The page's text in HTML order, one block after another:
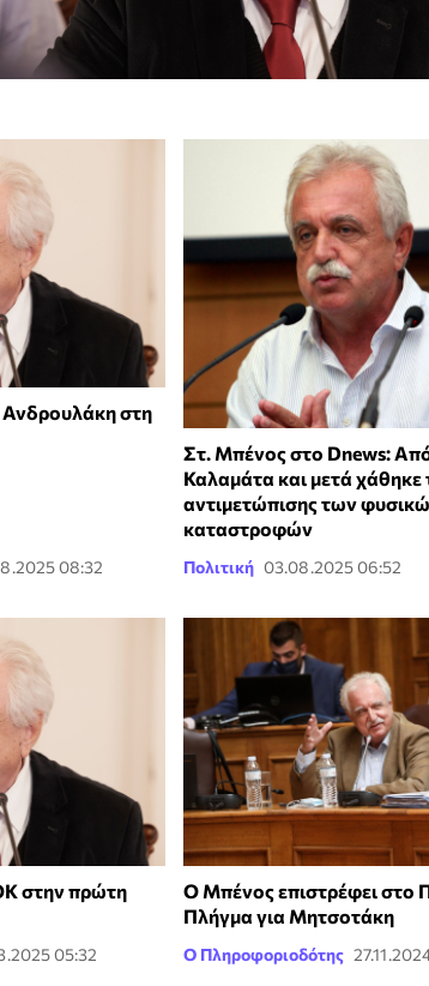
Ανδρουλάκη στη
08:32
Στ. Μπένος στο Dnews:
Καλαμάτα και μετά χάθηκε
αντιμετώπισης των
καταστροφών
Πολιτική 03.08.2025 06:52
στην πρώτη
05:32
Ο Μπένος επιστρέφει
Πλήγμα για Μητσοτάκη
Ο Πληροφοριοδότης